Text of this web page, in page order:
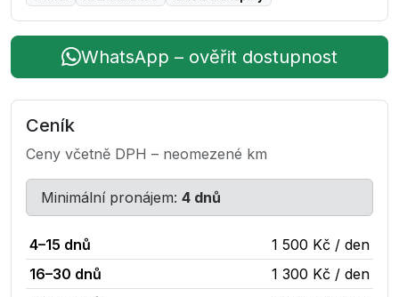
WhatsApp – ověřit dostupnost
Ceník
Ceny včetně DPH – neomezené km
Minimální pronájem: 4 dnů
4–15 dnů
1 500 Kč / den
16–30 dnů
1 300 Kč / den